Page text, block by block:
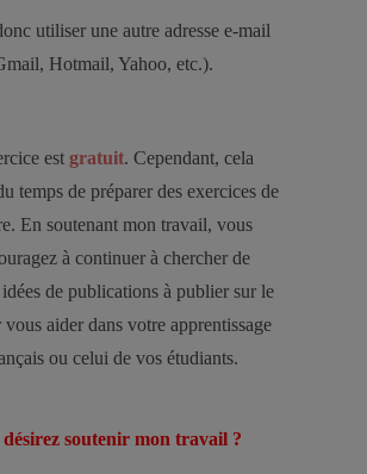
utiliser une autre adresse e-mail
Hotmail, Yahoo, etc.).
est gratuit. Cependant, cela
temps de préparer des exercices de
En soutenant mon travail, vous
à continuer à chercher de
de publications à publier sur le
aider dans votre apprentissage
ou celui de vos étudiants.
désirez soutenir mon travail ?